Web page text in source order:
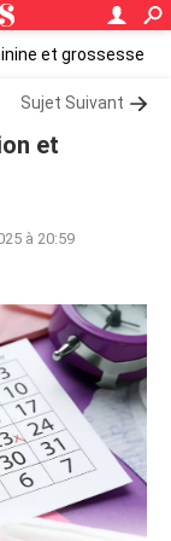
et grossesse
Sujet Suivant
et
à 20:59